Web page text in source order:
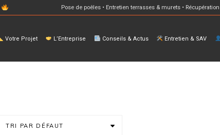
Pose de poêles • Entretien terrasses & murets •
Votre Projet L’Entreprise Conseils & Actus Entretien & SAV
TRI PAR DÉFAUT